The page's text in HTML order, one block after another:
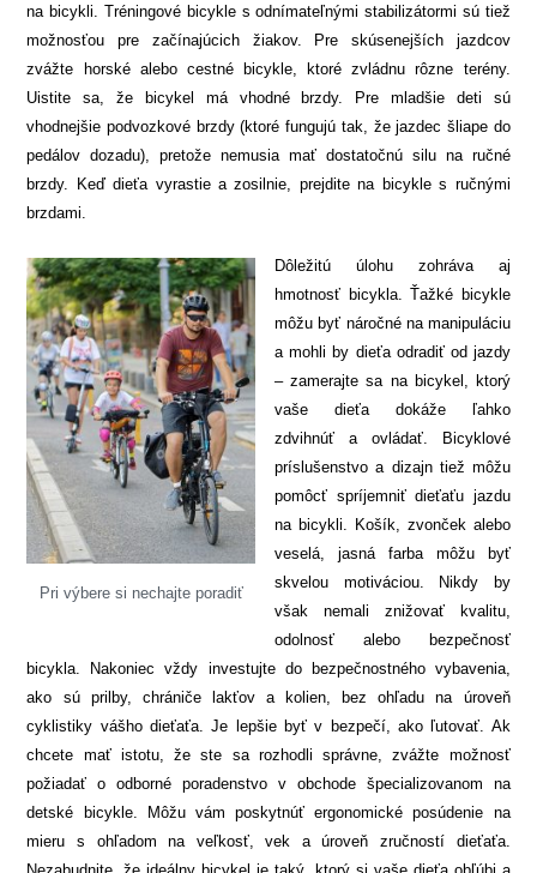
na bicykli. Tréningové bicykle s odnímateľnými stabilizátormi sú tiež
možnosťou pre začínajúcich žiakov. Pre skúsenejších jazdcov
zvážte horské alebo cestné bicykle, ktoré zvládnu rôzne terény.
Uistite sa, že bicykel má vhodné brzdy. Pre mladšie deti sú
vhodnejšie podvozkové brzdy (ktoré fungujú tak, že jazdec šliape do
pedálov dozadu), pretože nemusia mať dostatočnú silu na ručné
brzdy. Keď dieťa vyrastie a zosilnie, prejdite na bicykle s ručnými
brzdami.
Pri výbere si nechajte poradiť
Dôležitú úlohu zohráva aj
hmotnosť bicykla. Ťažké bicykle
môžu byť náročné na manipuláciu
a mohli by dieťa odradiť od jazdy
– zamerajte sa na bicykel, ktorý
vaše dieťa dokáže ľahko
zdvihnúť a ovládať. Bicyklové
príslušenstvo a dizajn tiež môžu
pomôcť spríjemniť dieťaťu jazdu
na bicykli. Košík, zvonček alebo
veselá, jasná farba môžu byť
skvelou motiváciou. Nikdy by
však nemali znižovať kvalitu,
odolnosť alebo bezpečnosť
bicykla. Nakoniec vždy investujte do bezpečnostného vybavenia,
ako sú prilby, chrániče lakťov a kolien, bez ohľadu na úroveň
cyklistiky vášho dieťaťa. Je lepšie byť v bezpečí, ako ľutovať. Ak
chcete mať istotu, že ste sa rozhodli správne, zvážte možnosť
požiadať o odborné poradenstvo v obchode špecializovanom na
detské bicykle. Môžu vám poskytnúť ergonomické posúdenie na
mieru s ohľadom na veľkosť, vek a úroveň zručností dieťaťa.